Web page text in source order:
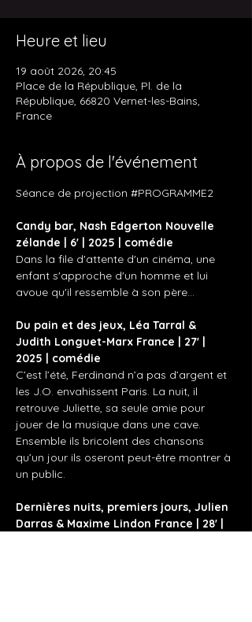
Heure et lieu
19 août 2026, 20:45
Place de la République, Pl. de la
République, 66820 Vernet-les-Bains,
France
À propos de l'événement
Séance de projection #PROGRAMME2
Candy bar, Nash Edgerton Nouvelle
zélande | 6' | 2025 | comédie
Dans la file d'attente d'un cinéma, une
enfant s'approche d'un homme et lui
avoue qu'il ressemble à son père...
Du pain et des jeux, Léa Tarral &
Judith Longuet-Marx France | 27' |
2025 | comédie
C’est l’été, Ferdinand n’a pas d’argent et
les J.O. envahissent Paris. La nuit, il
retrouve Juliette, sa seule amie pour
jouer de la musique dans une cave.
Ensemble ils bricolent des chansons
qu’un jour ils oseront peut-être montrer à
un public.
Dernières nuits, premiers jours, Julien
Darras & Maxime Lindon France | 28' |